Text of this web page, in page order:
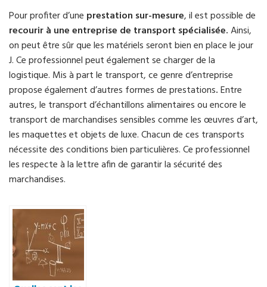
Pour profiter d’une prestation sur-mesure, il est possible de
recourir à une entreprise de transport spécialisée.Ainsi,
on peut être sûr que les matériels seront bien en place le jour
J. Ce professionnel peut également se charger de la
logistique. Mis à part le transport, ce genre d’entreprise
propose également d’autres formes de prestations.Entre
autres, le transport d’échantillons alimentaires ou encore le
transport de marchandises sensibles comme les œuvres d’art,
les maquettes et objets de luxe. Chacun de ces transports
nécessite des conditions bien particulières. Ce professionnel
les respecte à la lettre afin de garantir la sécurité des
marchandises.